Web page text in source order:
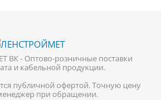
ВК - Оптово-розничные поставки
и кабельной продукции.
публичной офертой. Точную цену
при обращении.